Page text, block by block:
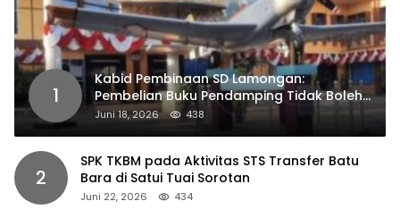
1
Kabid Pembinaan SD Lamongan:
Pembelian Buku Pendamping Tidak Boleh
Dipaksakan
Juni 18, 2026 438
2
SPK TKBM pada Aktivitas STS Transfer Batu
Bara di Satui Tuai Sorotan
Juni 22, 2026 434